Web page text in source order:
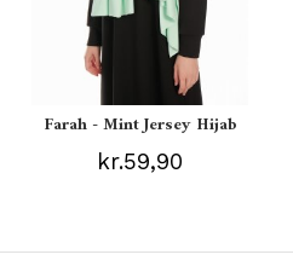
Farah - Mint Jersey Hijab
kr.59,90